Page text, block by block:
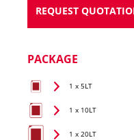
REQUEST
PACKAGE
1 x 5LT
1 x 10LT
1 x 20LT